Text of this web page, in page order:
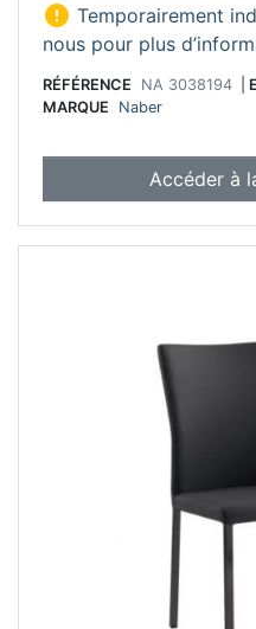
 Temporairement
nous pour plus
RÉFÉRENCE NA 3038194
MARQUE
Naber
Accéder à